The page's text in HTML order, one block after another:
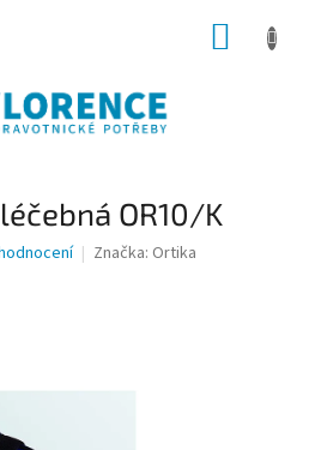
OR10/K
Značka: Ortika